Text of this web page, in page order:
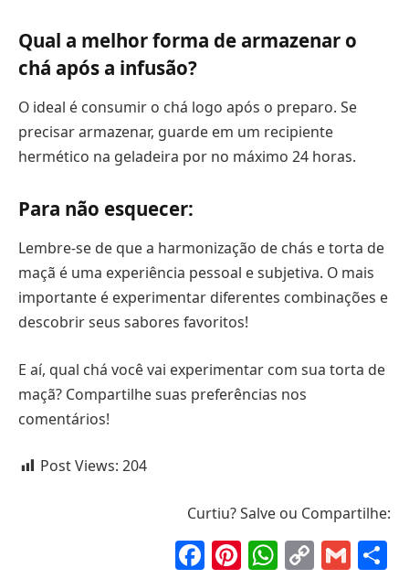
Qual a melhor forma de armazenar o
chá após a infusão?
O ideal é consumir o chá logo após o preparo. Se
precisar armazenar, guarde em um recipiente
hermético na geladeira por no máximo 24 horas.
Para não esquecer:
Lembre-se de que a harmonização de chás e torta de
maçã é uma experiência pessoal e subjetiva. O mais
importante é experimentar diferentes combinações e
descobrir seus sabores favoritos!
E aí, qual chá você vai experimentar com sua torta de
maçã? Compartilhe suas preferências nos
comentários!
Post Views: 204
Curtiu? Salve ou Compartilhe:
Facebook
Pinterest
Copy